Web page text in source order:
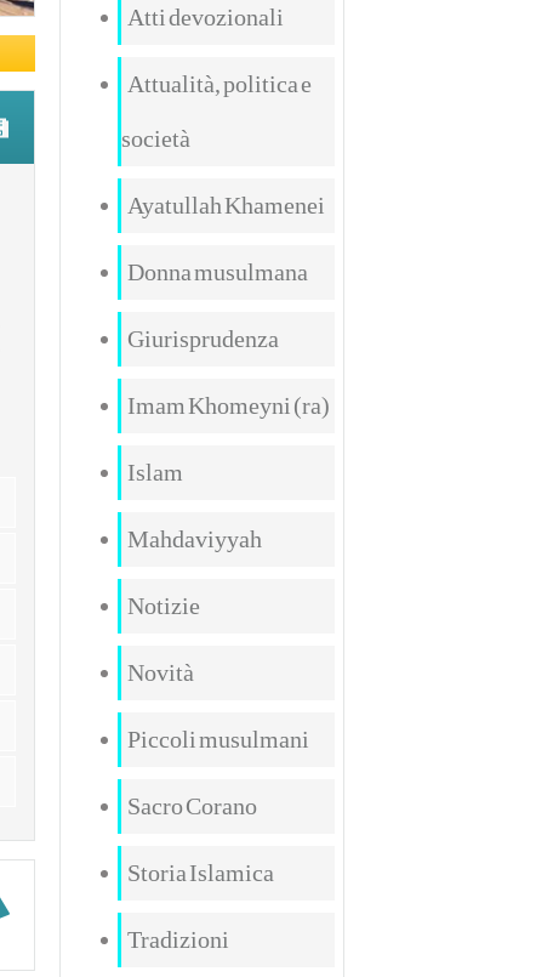
Atti devozionali
Attualità, politica e
società
Ayatullah Khamenei
Donna musulmana
Giurisprudenza
Imam Khomeyni (ra)
Islam
Mahdaviyyah
Notizie
Novità
Piccoli musulmani
Sacro Corano
Storia Islamica
Tradizioni